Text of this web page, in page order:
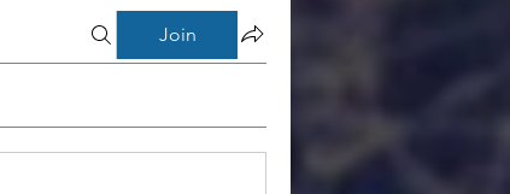
Join